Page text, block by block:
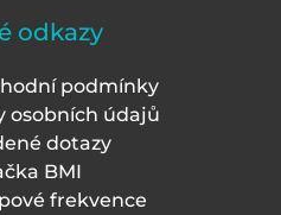
odkazy
podmínky
osobních údajů
dotazy
BMI
frekvence